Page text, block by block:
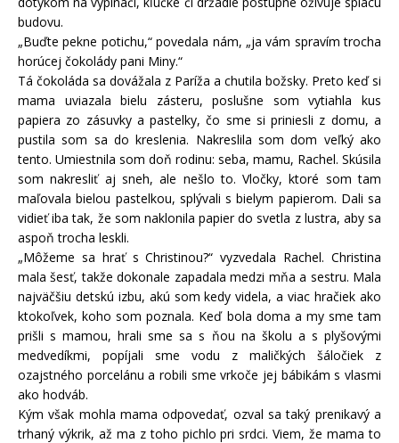
budovu.
„Buďte pekne potichu,“ povedala nám, „ja vám spravím trocha
horúcej čokolády pani Miny.“
Tá čokoláda sa dovážala z Paríža a chutila božsky. Preto keď si
mama uviazala bielu zásteru, poslušne som vytiahla kus
papiera zo zásuvky a pastelky, čo sme si priniesli z domu, a
pustila som sa do kreslenia. Nakreslila som dom veľký ako
tento. Umiestnila som doň rodinu: seba, mamu, Rachel. Skúsila
som nakresliť aj sneh, ale nešlo to. Vločky, ktoré som tam
maľovala bielou pastelkou, splývali s bielym papierom. Dali sa
vidieť iba tak, že som naklonila papier do svetla z lustra, aby sa
aspoň trocha leskli.
„Môžeme sa hrať s Christinou?“ vyzvedala Rachel. Christina
mala šesť, takže dokonale zapadala medzi mňa a sestru. Mala
najväčšiu detskú izbu, akú som kedy videla, a viac hračiek ako
ktokoľvek, koho som poznala. Keď bola doma a my sme tam
prišli s mamou, hrali sme sa s ňou na školu a s plyšovými
medvedíkmi, popíjali sme vodu z maličkých šáločiek z
ozajstného porcelánu a robili sme vrkoče jej bábikám s vlasmi
ako hodváb.
Kým však mohla mama odpovedať, ozval sa taký prenikavý a
trhaný výkrik, až ma z toho pichlo pri srdci. Viem, že mama to